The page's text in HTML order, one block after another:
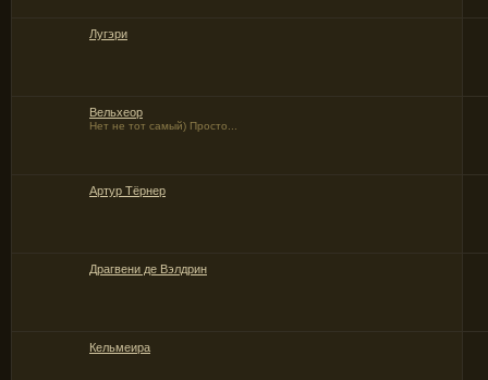
Лугэри
Вельхеор
Нет не тот самый) Просто...
Артур Тёрнер
Драгвени де Вэлдрин
Кельмеира